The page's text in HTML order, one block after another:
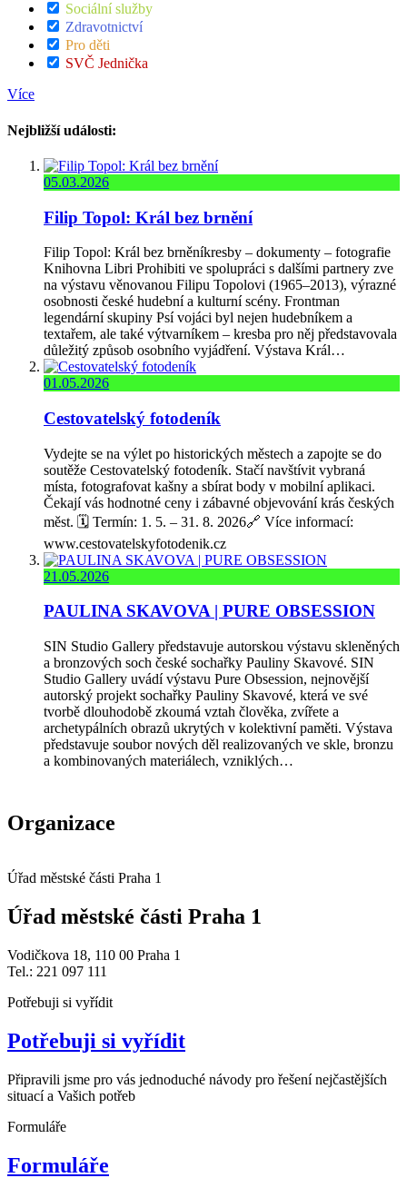
Sociální služby
Zdravotnictví
Pro děti
SVČ Jednička
Více
Nejbližší události:
05.03.2026
Filip Topol: Král bez brnění
Filip Topol: Král bez brněníkresby – dokumenty – fotografie
Knihovna Libri Prohibiti ve spolupráci s dalšími partnery zve
na výstavu věnovanou Filipu Topolovi (1965–2013), výrazné
osobnosti české hudební a kulturní scény. Frontman
legendární skupiny Psí vojáci byl nejen hudebníkem a
textařem, ale také výtvarníkem – kresba pro něj představovala
důležitý způsob osobního vyjádření. Výstava Král…
01.05.2026
Cestovatelský fotodeník
Vydejte se na výlet po historických městech a zapojte se do
soutěže Cestovatelský fotodeník. Stačí navštívit vybraná
místa, fotografovat kašny a sbírat body v mobilní aplikaci.
Čekají vás hodnotné ceny i zábavné objevování krás českých
měst. 🗓️ Termín: 1. 5. – 31. 8. 2026🔗 Více informací:
www.cestovatelskyfotodenik.cz
21.05.2026
PAULINA SKAVOVA | PURE OBSESSION
SIN Studio Gallery představuje autorskou výstavu skleněných
a bronzových soch české sochařky Pauliny Skavové. SIN
Studio Gallery uvádí výstavu Pure Obsession, nejnovější
autorský projekt sochařky Pauliny Skavové, která ve své
tvorbě dlouhodobě zkoumá vztah člověka, zvířete a
archetypálních obrazů ukrytých v kolektivní paměti. Výstava
představuje soubor nových děl realizovaných ve skle, bronzu
a kombinovaných materiálech, vzniklých…
Organizace
Úřad městské části Praha 1
Úřad městské části Praha 1
Vodičkova 18, 110 00 Praha 1
Tel.: 221 097 111
Potřebuji si vyřídit
Potřebuji si vyřídit
Připravili jsme pro vás jednoduché návody pro řešení nejčastějších
situací a Vašich potřeb
Formuláře
Formuláře